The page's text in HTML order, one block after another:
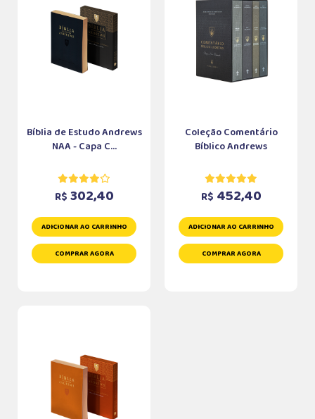
Bíblia de Estudo Andrews
NAA - Capa C...
R$ 302,40
ADICIONAR AO CARRINHO
COMPRAR AGORA
Coleção Comentário
Bíblico Andrews
R$ 452,40
ADICIONAR AO CARRINHO
COMPRAR AGORA